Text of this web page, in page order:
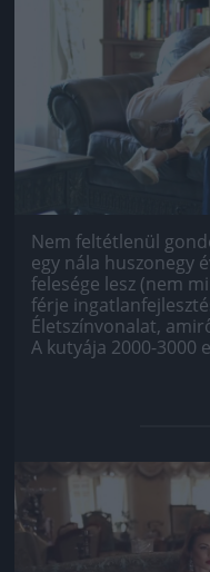
Nem feltétlenül
egy nála huszonegy
felesége lesz (nem
férje
Életszínvonalat,
A kutyája 2000-3000